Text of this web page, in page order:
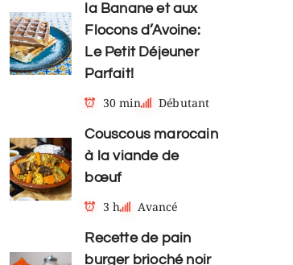
la Banane et aux
Flocons d’Avoine:
Le Petit Déjeuner
Parfait!
30 min
Débutant
Couscous marocain
à la viande de
bœuf
3 h
Avancé
Recette de pain
burger brioché noir